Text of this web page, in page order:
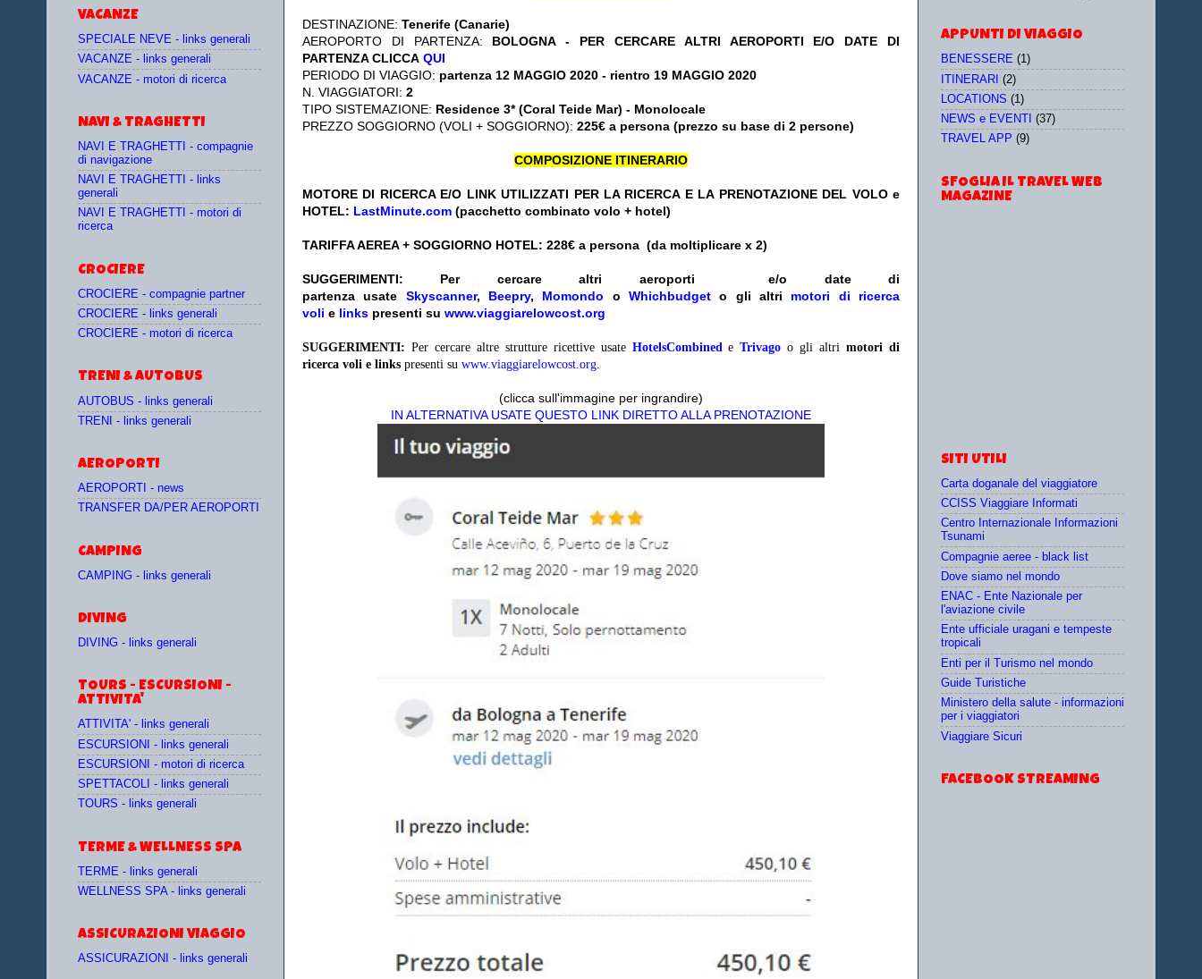
DESTINAZIONE: Tenerife (Canarie)
AEROPORTO DI PARTENZA: BOLOGNA - PER CERCARE ALTRI AEROPORTI E/O DATE DI
PARTENZA CLICCA QUI
PERIODO DI VIAGGIO: partenza 12 MAGGIO 2020 - rientro 19 MAGGIO 2020
N. VIAGGIATORI: 2
TIPO SISTEMAZIONE: Residence 3* (Coral Teide Mar) - Monolocale
PREZZO SOGGIORNO (VOLI + SOGGIORNO): 225€ a persona (prezzo su base di 2 persone)
COMPOSIZIONE ITINERARIO
MOTORE DI RICERCA E/O LINK UTILIZZATI PER LA RICERCA E LA PRENOTAZIONE DEL VOLO e
HOTEL: LastMinute.com (pacchetto combinato volo + hotel)
TARIFFA AEREA + SOGGIORNO HOTEL: 228€ a persona (da moltiplicare x 2)
SUGGERIMENTI: Per cercare altri aeroporti e/o date di
partenza usate Skyscanner, Beepry, Momondo oWhichbudget o gli altri motori di ricerca
voli e links presenti su www.viaggiarelowcost.org
SUGGERIMENTI: Per cercare altre strutture ricettive usate HotelsCombinedeTrivago o gli altrimotori di
ricerca voli e links presenti su www.viaggiarelowcost.org.
(clicca sull'immagine per ingrandire)
IN ALTERNATIVA USATE QUESTO LINK DIRETTO ALLA PRENOTAZIONE
VACANZE
SPECIALE NEVE - links generali
VACANZE - links generali
VACANZE - motori di ricerca
NAVI & TRAGHETTI
NAVI E TRAGHETTI - compagnie
di navigazione
NAVI E TRAGHETTI - links
generali
NAVI E TRAGHETTI - motori di
ricerca
CROCIERE
CROCIERE - compagnie partner
CROCIERE - links generali
CROCIERE - motori di ricerca
TRENI & AUTOBUS
AUTOBUS - links generali
TRENI - links generali
AEROPORTI
AEROPORTI - news
TRANSFER DA/PER AEROPORTI
CAMPING
CAMPING - links generali
DIVING
DIVING - links generali
TOURS - ESCURSIONI -
ATTIVITA'
ATTIVITA' - links generali
ESCURSIONI - links generali
ESCURSIONI - motori di ricerca
SPETTACOLI - links generali
TOURS - links generali
TERME & WELLNESS SPA
TERME - links generali
WELLNESS SPA - links generali
ASSICURAZIONI VIAGGIO
ASSICURAZIONI - links generali
APPUNTI DI VIAGGIO
BENESSERE (1)
ITINERARI (2)
LOCATIONS (1)
NEWS e EVENTI
(37)
TRAVEL APP (9)
SFOGLIA IL TRAVEL WEB
MAGAZINE
SITI UTILI
Carta doganale del viaggiatore
CCISS Viaggiare Informati
Centro Internazionale Informazioni
Tsunami
Compagnie aeree - black list
Dove siamo nel mondo
ENAC - Ente Nazionale per
l'aviazione civile
Ente ufficiale uragani e tempeste
tropicali
Enti per il Turismo nel mondo
Guide Turistiche
Ministero della salute - informazioni
per i viaggiatori
Viaggiare Sicuri
FACEBOOK STREAMING